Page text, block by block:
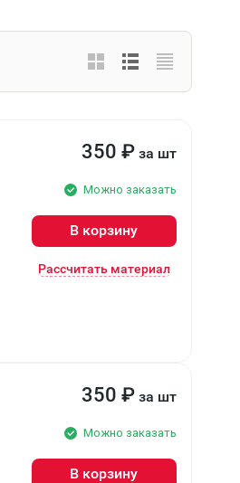
350 ₽ за шт
Можно заказать
В корзину
Рассчитать материал
350 ₽ за шт
Можно заказать
В корзину